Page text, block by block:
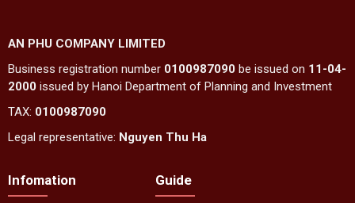
AN PHU COMPANY LIMITED
Business registration number 0100987090be issued on 11-04-
2000issued by Hanoi Department of Planning and Investment
TAX: 0100987090
Legal representative: Nguyen Thu Ha
Infomation Guide